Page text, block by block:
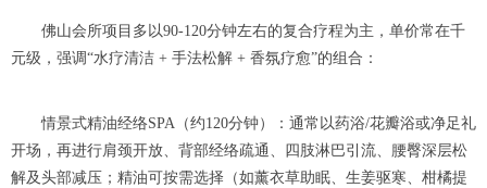
佛山会所项目多以90-120分钟左右的复合疗程为主，单价常在千
元级，强调“水疗清洁 + 手法松解 + 香氛疗愈”的组合：
情景式精油经络SPA（约120分钟）：通常以药浴/花瓣浴或净足礼
开场，再进行肩颈开放、背部经络疏通、四肢淋巴引流、腰臀深层松
解及头部减压；精油可按需选择（如薰衣草助眠、生姜驱寒、柑橘提